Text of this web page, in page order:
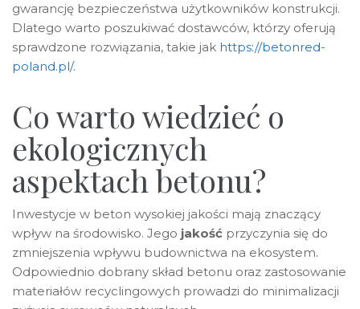
gwarancję bezpieczeństwa użytkowników konstrukcji.
Dlatego warto poszukiwać dostawców, którzy oferują
sprawdzone rozwiązania, takie jak https://betonred-
poland.pl/.
Co warto wiedzieć o
ekologicznych
aspektach betonu?
Inwestycje w beton wysokiej jakości mają znaczący
wpływ na środowisko. Jego jakość przyczynia się do
zmniejszenia wpływu budownictwa na ekosystem.
Odpowiednio dobrany skład betonu oraz zastosowanie
materiałów recyclingowych prowadzi do minimalizacji